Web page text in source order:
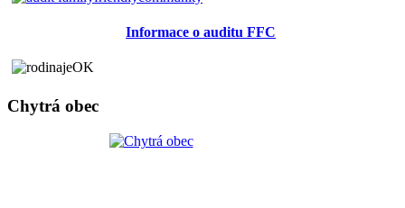
Informace o auditu FFC
Chytrá obec